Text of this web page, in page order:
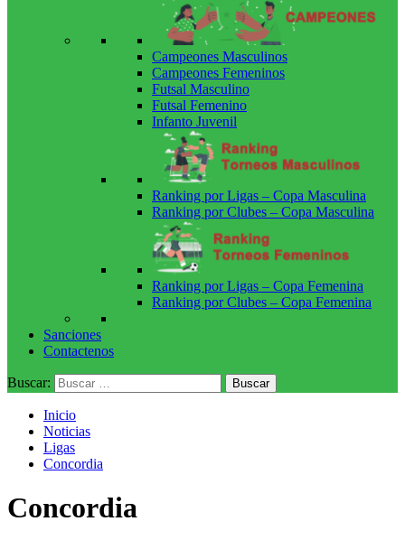
Campeones Masculinos
Campeones Femeninos
Futsal Masculino
Futsal Femenino
Infanto Juvenil
Ranking por Ligas – Copa Masculina
Ranking por Clubes – Copa Masculina
Ranking por Ligas – Copa Femenina
Ranking por Clubes – Copa Femenina
Sanciones
Contactenos
Buscar:
Inicio
Noticias
Ligas
Concordia
Concordia